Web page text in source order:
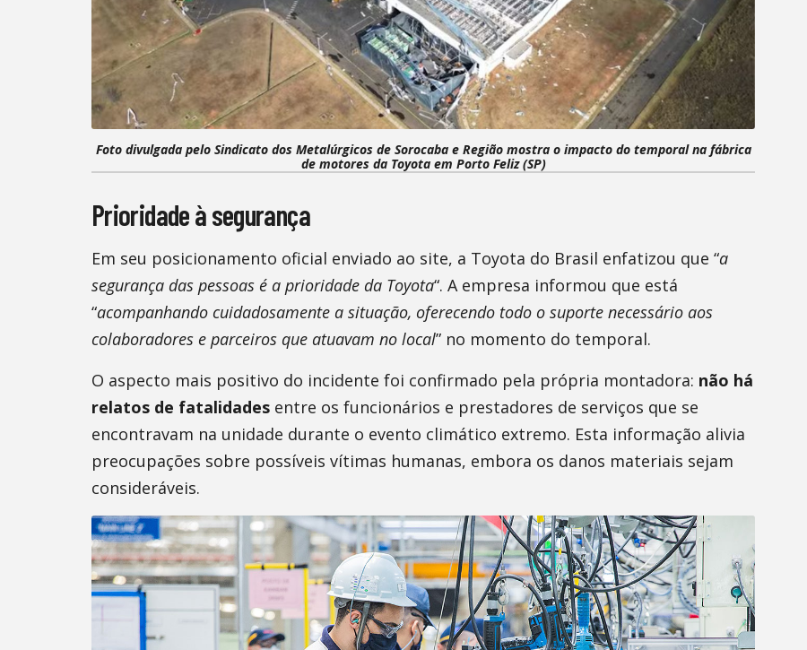
Foto divulgada pelo Sindicato dos Metalúrgicos de Sorocaba e Região mostra o impacto do temporal na fábrica
de motores da Toyota em Porto Feliz (SP)
Prioridade à segurança
Em seu posicionamento oficial enviado ao site, a Toyota do Brasil enfatizou que “a
segurança das pessoas é a prioridade da Toyota“. A empresa informou que está
“acompanhando cuidadosamente a situação, oferecendo todo o suporte necessário aos
colaboradores e parceiros que atuavam no local” no momento do temporal.
O aspecto mais positivo do incidente foi confirmado pela própria montadora: não há
relatos de fatalidades entre os funcionários e prestadores de serviços que se
encontravam na unidade durante o evento climático extremo. Esta informação alivia
preocupações sobre possíveis vítimas humanas, embora os danos materiais sejam
consideráveis.